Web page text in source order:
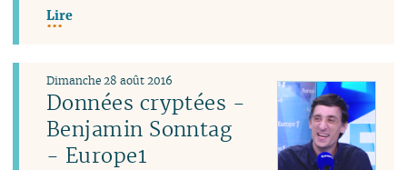
Lire
Données cryptées -
Benjamin Sonntag
- Europe1
Dimanche 28 août 2016